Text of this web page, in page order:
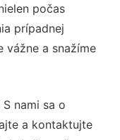
počas
prípadnej
vážne a snažíme
S nami sa o
a kontaktujte